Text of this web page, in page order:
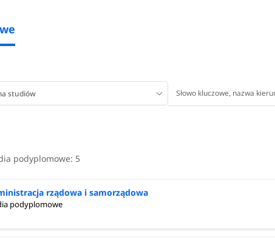
studiów
podyplomowe: 5
rządowa i samorządowa
podyplomowe